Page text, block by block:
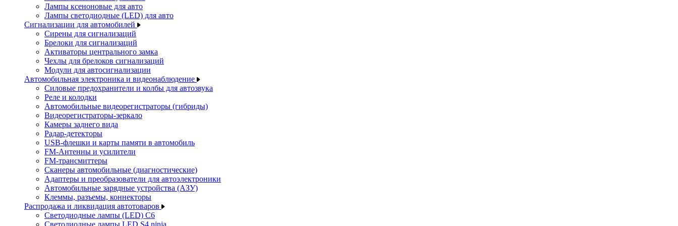
Лампы ксеноновые для авто
Лампы светодиодные (LED) для авто
Сигнализации для автомобилей
Сирены для сигнализаций
Брелоки для сигнализаций
Активаторы центрального замка
Чехлы для брелоков сигнализаций
Модули для автосигнализации
Автомобильная электроника и видеонаблюдение
Силовые предохранители и колбы для автозвука
Реле и колодки
Автомобильные видеорегистраторы (гибриды)
Видеорегистраторы-зеркало
Камеры заднего вида
Радар-детекторы
USB-флешки и карты памяти в автомобиль
FM-Антенны и усилители
FM-трансмиттеры
Сканеры автомобильные (диагностические)
Адаптеры и преобразователи для автоэлектроники
Автомобильные зарядные устройства (АЗУ)
Клеммы, разъемы, коннекторы
Распродажа и ликвидация автотоваров
Светодиодные лампы (LED) C6
Светодиодные лампы LED S4 ninja